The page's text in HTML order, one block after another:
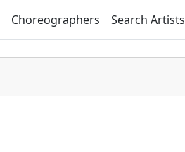
Choreographers Search Artists